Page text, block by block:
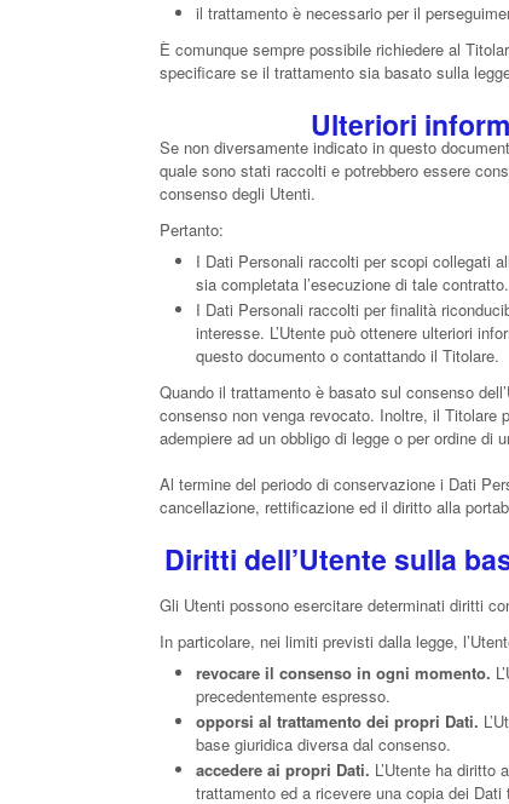
il trattamento è necessario per il
È comunque sempre possibile richiedere al
specificare se il trattamento sia basato sulla
Ulteriori
Se non diversamente indicato in questo
quale sono stati raccolti e potrebbero essere
consenso degli Utenti.
Pertanto:
I Dati Personali raccolti per scopi collegati
sia completata l’esecuzione di tale contratto.
I Dati Personali raccolti per finalità
interesse. L’Utente può ottenere ulteriori
questo documento o contattando il Titolare.
Quando il trattamento è basato sul consenso
consenso non venga revocato. Inoltre, il Titolare
adempiere ad un obbligo di legge o per ordine di
Al termine del periodo di conservazione i Dati
cancellazione, rettificazione ed il diritto alla
Diritti dell’Utente sulla
Gli Utenti possono esercitare determinati diritti
In particolare, nei limiti previsti dalla legge,
revocare il consenso in ogni momento.
precedentemente espresso.
opporsi al trattamento dei propri Dati.
base giuridica diversa dal consenso.
accedere ai propri Dati. L’Utente ha
trattamento ed a ricevere una copia dei Dati